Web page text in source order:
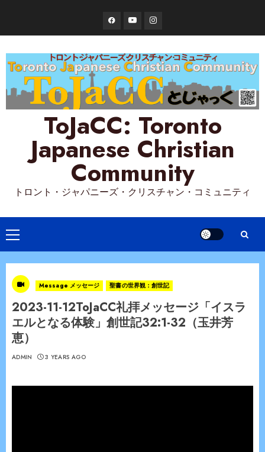
content
FacebookYouTubeInstagram
ToJaCC: Toronto
Japanese Christian
Community
トロント・ジャパニーズ・クリスチャン・コミュニティ
Primary
Menu
Message メッセージ 聖書の世界観：創世記
2023-11-12ToJaCC礼拝メッセージ「イスラ
エルとなる体験」創世記32:1-32（玉井芳
恵）
ADMIN 3 YEARS AGO